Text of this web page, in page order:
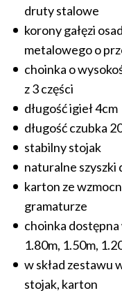
druty stalowe
korony gałęzi
metalowego o
choinka o
z 3 części
długość igieł 4cm
długość czubka
stabilny stojak
naturalne szyszki
karton ze
gramaturze
choinka dostępna
1.80m, 1.50m,
w skład zestawu
stojak, karton